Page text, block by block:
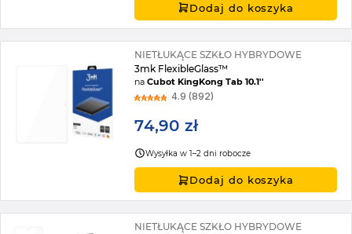
Dodaj do koszyka
NIETŁUKĄCE SZKŁO HYBRYDOWE
3mk FlexibleGlass™
naCubot KingKong Tab 10.1''
4.9 (892)
74,90 zł
Wysyłka w 1–2 dni robocze
Dodaj do koszyka
NIETŁUKĄCE SZKŁO HYBRYDOWE